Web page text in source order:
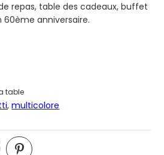
repas, table des cadeaux, buffet
60ème anniversaire.
table
,multicolore